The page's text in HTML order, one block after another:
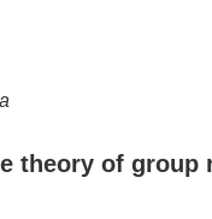
theory of group